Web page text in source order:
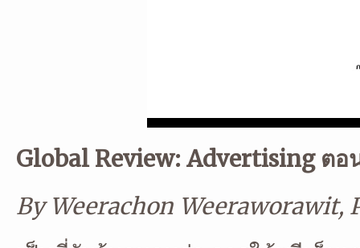
Global Review: Advertising ต
By Weerachon Weeraworawit,